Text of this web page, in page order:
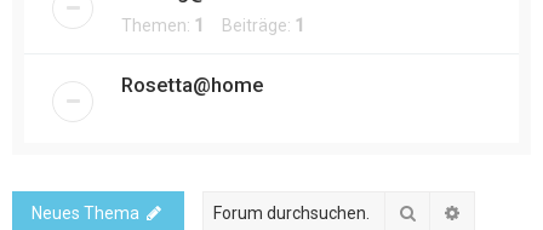
Themen: 1 Beiträge: 1
Rosetta@home
Neues Thema Suche